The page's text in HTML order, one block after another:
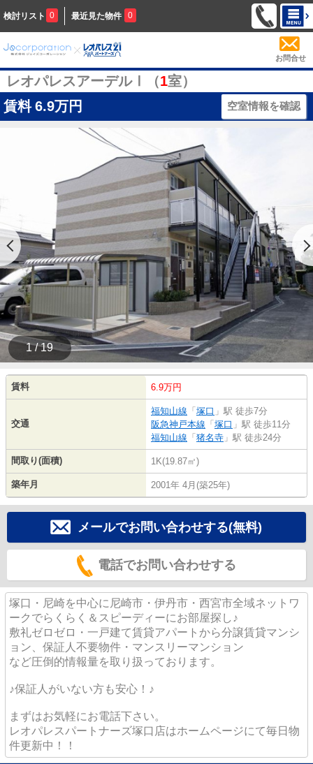
検討リスト 0 最近見た物件 0
お問合せ
レオパレスアーデルⅠ（1室）
賃料 6.9万円 空室情報を確認
1 / 19
賃料 6.9万円
交通
福知山線 「 塚口 」駅 徒歩7分
阪急神戸本線 「 塚口 」駅 徒歩11分
福知山線 「 猪名寺 」駅 徒歩24分
間取り(面積) 1K(19.87㎡)
築年月 2001年 4月(築25年)
メールでお問い合わせする(無料)
電話でお問い合わせする
塚口・尼崎を中心に尼崎市・伊丹市・西宮市全域ネットワ
ークでらくらく＆スピーディーにお部屋探し♪
敷礼ゼロゼロ・一戸建て賃貸アパートから分譲賃貸マンシ
ョン、保証人不要物件・マンスリーマンション
など圧倒的情報量を取り扱っております。
♪保証人がいない方も安心！♪
まずはお気軽にお電話下さい。
レオパレスパートナーズ塚口店はホームページにて毎日物
件更新中！！